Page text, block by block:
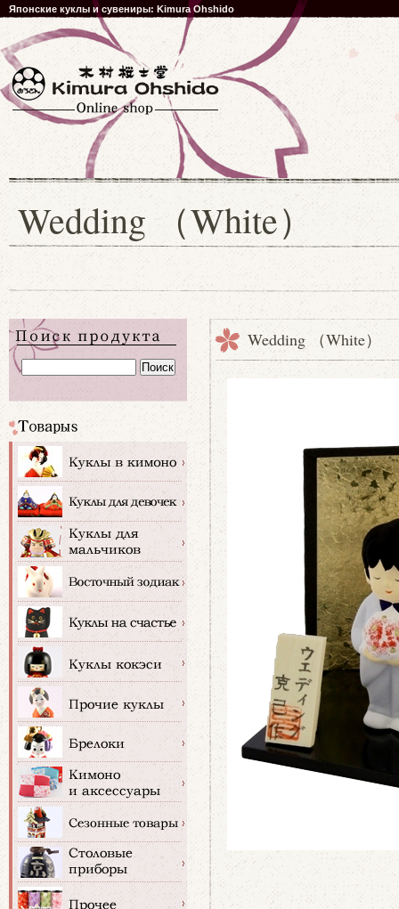
Японские куклы и сувениры: Kimura Ohshido
Wedding （White）
Wedding （White）